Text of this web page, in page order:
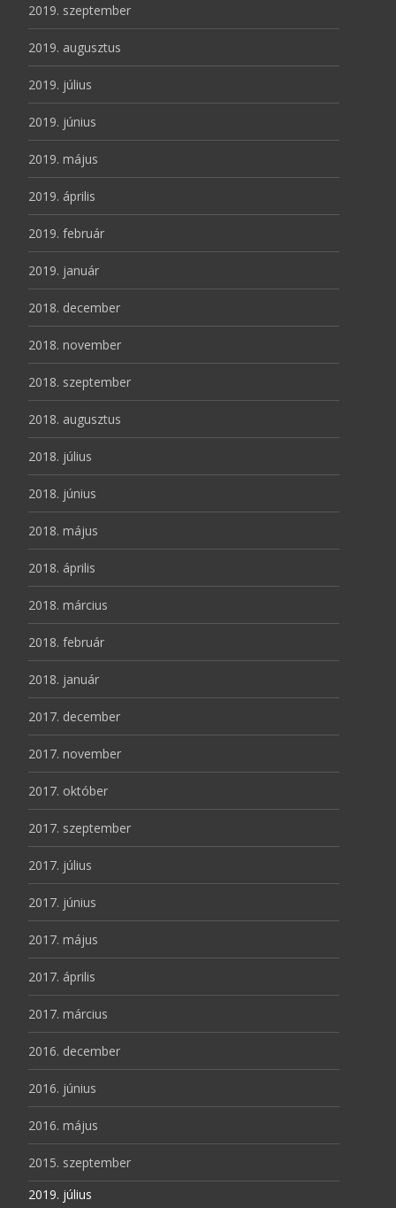
2019. szeptember
2019. augusztus
2019. július
2019. június
2019. május
2019. április
2019. február
2019. január
2018. december
2018. november
2018. szeptember
2018. augusztus
2018. július
2018. június
2018. május
2018. április
2018. március
2018. február
2018. január
2017. december
2017. november
2017. október
2017. szeptember
2017. július
2017. június
2017. május
2017. április
2017. március
2016. december
2016. június
2016. május
2015. szeptember
2019. július